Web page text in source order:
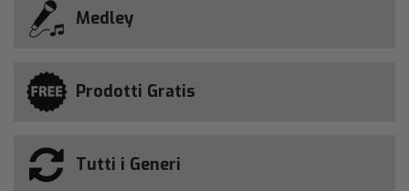
Medley
Prodotti Gratis
Tutti i Generi